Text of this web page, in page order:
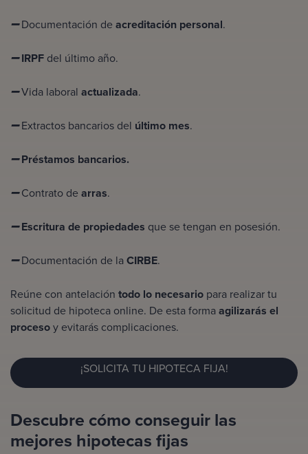
➖Documentación deacreditación personal.
➖ IRPF del último año.
➖Vida laboral actualizada.
➖Extractos bancarios del último mes.
➖ Préstamos bancarios.
➖Contrato dearras.
➖ Escritura de propiedades que se tengan en posesión.
➖Documentación de laCIRBE.
Reúne con antelación todo lo necesario para realizar tu
solicitud de hipoteca online. De esta formaagilizarás el
procesoy evitarás complicaciones.
¡SOLICITA TU HIPOTECA FIJA!
Descubre cómo conseguir las
mejores hipotecas fijas